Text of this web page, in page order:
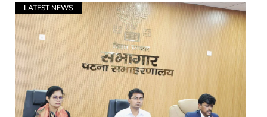
LATEST NEWS